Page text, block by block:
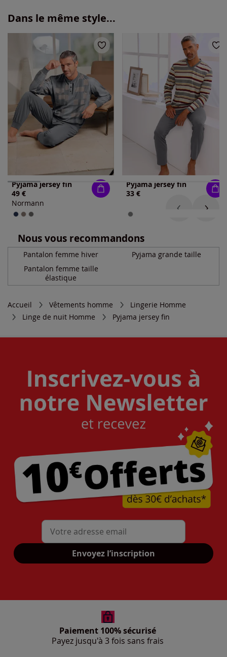
Dans le même style...
Pyjama jersey fin
49 €
Normann
Pyjama jersey fin
33 €
Nous vous recommandons
Pantalon femme hiver
Pyjama grande taille
Pantalon femme taille
élastique
Accueil Vêtements homme
Lingerie Homme
Linge de nuit Homme
Pyjama jersey fin
Mon adresse mail
Envoyez l’inscription
Paiement 100% sécurisé
Payez jusqu'à 3 fois sans frais